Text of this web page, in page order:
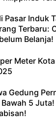
Pasar Induk
Terbaru:
Belanja!
Meter Kota
Gedung
5